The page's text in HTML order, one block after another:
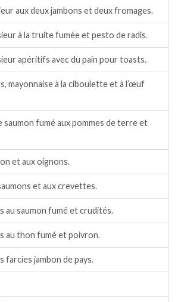
aux deux jambons et deux fromages.
à la truite fumée et pesto de radis.
apéritifs avec du pain pour toasts.
mayonnaise à la ciboulette et à l’œuf
saumon fumé aux pommes de terre et
et aux oignons.
et aux crevettes.
au saumon fumé et crudités.
au thon fumé et poivron.
farcies jambon de pays.